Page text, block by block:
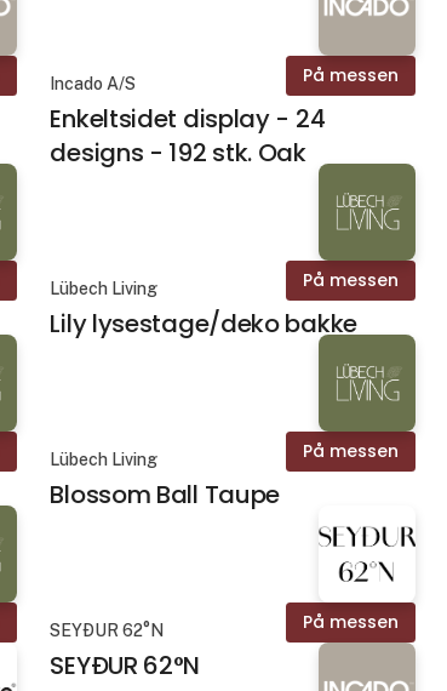
På messen
Incado A/S
Enkeltsidet display - 24
designs - 192 stk. Oak
På messen
Lübech Living
Lily lysestage/deko bakke
På messen
Lübech Living
Blossom Ball Taupe
På messen
SEYÐUR 62°N
SEYÐUR 62°N